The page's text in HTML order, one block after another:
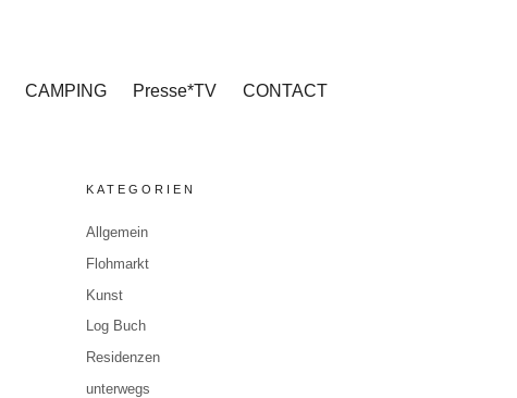
CAMPING Presse*TV CONTACT
KATEGORIEN
Allgemein
Flohmarkt
Kunst
Log Buch
Residenzen
unterwegs